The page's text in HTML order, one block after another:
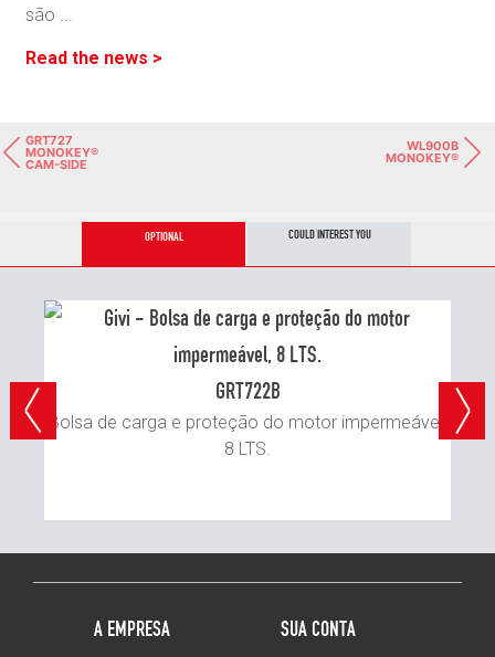
são ...
Read the news >
GRT727
MONOKEY®
CAM-SIDE
WL900B
MONOKEY®
OPTIONAL COULD INTEREST YOU
GRT722B
Bolsa de carga e proteção do motor impermeável,
8 LTS.
A EMPRESA SUA CONTA